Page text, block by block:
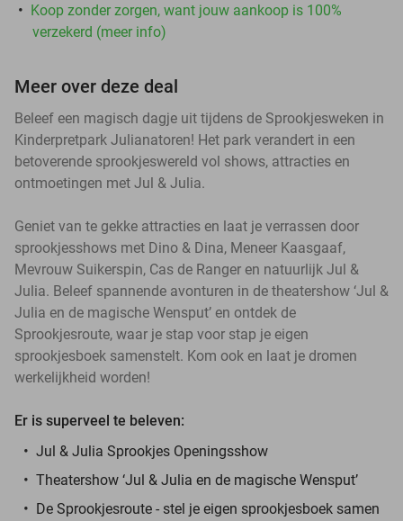
Koop zonder zorgen, want jouw aankoop is 100%
verzekerd (meer info)
Meer over deze deal
Beleef een magisch dagje uit tijdens de Sprookjesweken in
Kinderpretpark Julianatoren! Het park verandert in een
betoverende sprookjeswereld vol shows, attracties en
ontmoetingen met Jul & Julia.
Geniet van te gekke attracties en laat je verrassen door
sprookjesshows met Dino & Dina, Meneer Kaasgaaf,
Mevrouw Suikerspin, Cas de Ranger en natuurlijk Jul &
Julia. Beleef spannende avonturen in de theatershow ‘Jul &
Julia en de magische Wensput’ en ontdek de
Sprookjesroute, waar je stap voor stap je eigen
sprookjesboek samenstelt. Kom ook en laat je dromen
werkelijkheid worden!
Er is superveel te beleven:
Jul & Julia Sprookjes Openingsshow
Theatershow ‘Jul & Julia en de magische Wensput’
De Sprookjesroute - stel je eigen sprookjesboek samen